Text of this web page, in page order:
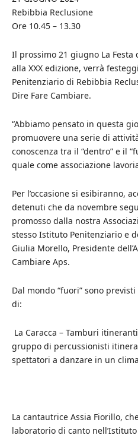
Rebibbia Reclusione
Ore 10.45 – 13.30
Il prossimo 21 giugno La
alla XXX edizione, verrà
Penitenziario di Rebibbia
Dire Fare Cambiare.
“Abbiamo pensato in questa
promuovere una serie di
conoscenza tra il “dentro” e il
quale come associazione
Per l’occasione si esibiranno,
detenuti che da novembre
promosso dalla nostra
stesso Istituto Penitenziario e
Giulia Morello, Presidente
Cambiare Aps.
Dal mondo “fuori” sono
di:
La Caracca – Tamburi
gruppo di percussionisti
spettatori a danzare in un
La cantautrice Assia Fiorillo,
laboratorio di canto